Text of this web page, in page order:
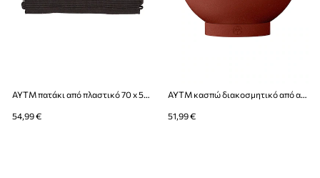
AYTM πατάκι από πλαστικό 70 x 50 cm
54,99 €
AYTM κασπώ διακοσμητικό από ανοξείδωτο χάλυβα 17 x 15,4 cm
51,99 €